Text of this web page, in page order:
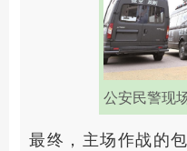
公安民警现
最终，主场作战的